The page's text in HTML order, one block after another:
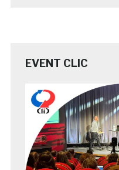
EVENT CLIC